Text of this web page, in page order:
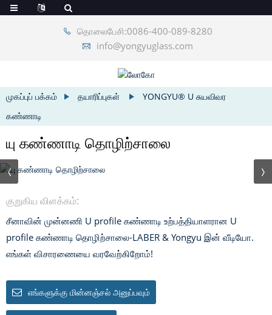
தொலைபேசி:0086-400-089-8280
info@yongyuglass.com
முகப்புப் பக்கம் தயாரிப்புகள்
YONGYU® U சுயவிவர
கண்ணாடி
யு கண்ணாடி தொழிற்சாலை
குறுகிய விளக்கம்:
சீனாவின் முன்னணி U profile கண்ணாடி உற்பத்தியாளரான U
profile கண்ணாடி தொழிற்சாலை-LABER & Yongyu இன் வீடியோ.
எங்கள் விசாரணையை வரவேற்கிறோம்!
எங்களுக்கு மின்னஞ்சல் அனுப்பவும்